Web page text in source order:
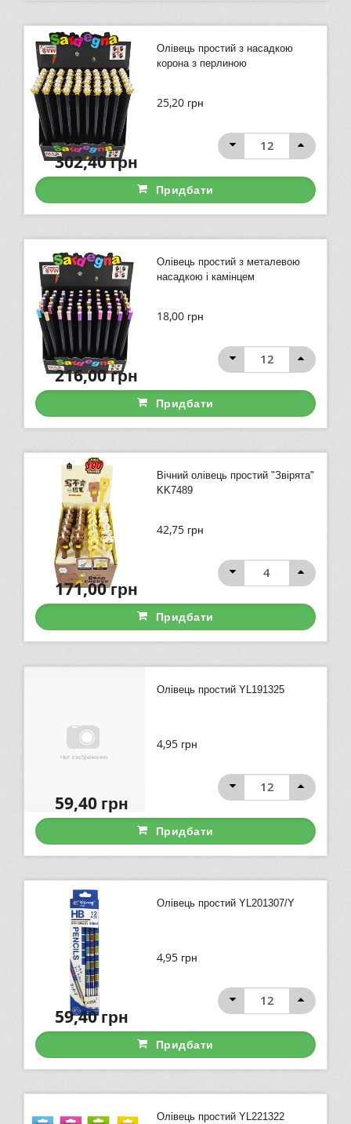
Олівець простий з насадкою
корона з перлиною
25,20 грн
302,40грн
Придбати
Олівець простий з металевою
насадкою і камінцем
18,00 грн
216,00грн
Придбати
Вічний олівець простий "Звірята"
KK7489
42,75 грн
171,00грн
Придбати
Олівець простий YL191325
4,95 грн
59,40грн
Придбати
Олівець простий YL201307/Y
4,95 грн
59,40грн
Придбати
Олівець простий YL221322